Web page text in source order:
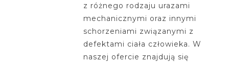
z różnego rodzaju urazami
mechanicznymi oraz innymi
schorzeniami związanymi z
defektami ciała człowieka. W
naszej ofercie znajdują się